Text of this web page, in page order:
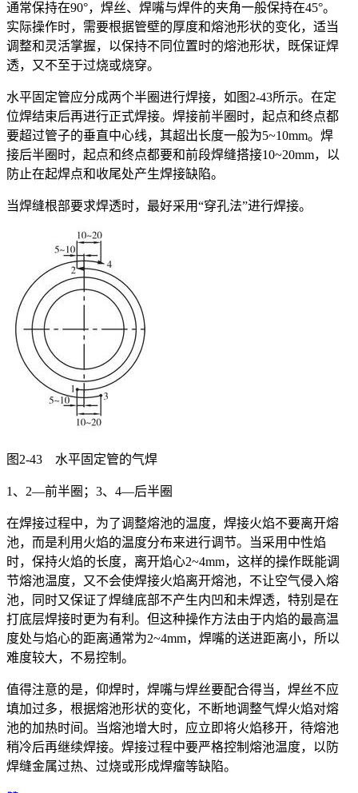
通常保持在90°，焊丝、焊嘴与焊件的夹角一般保持在45°。
实际操作时，需要根据管壁的厚度和熔池形状的变化，适当
调整和灵活掌握，以保持不同位置时的熔池形状，既保证焊
透，又不至于过烧或烧穿。
水平固定管应分成两个半圈进行焊接，如图2-43所示。在定
位焊结束后再进行正式焊接。焊接前半圈时，起点和终点都
要超过管子的垂直中心线，其超出长度一般为5~10mm。焊
接后半圈时，起点和终点都要和前段焊缝搭接10~20mm，以
防止在起焊点和收尾处产生焊接缺陷。
当焊缝根部要求焊透时，最好采用“穿孔法”进行焊接。
图2-43 水平固定管的气焊
1、2—前半圈；3、4—后半圈
在焊接过程中，为了调整熔池的温度，焊接火焰不要离开熔
池，而是利用火焰的温度分布来进行调节。当采用中性焰
时，保持火焰的长度，离开焰心2~4mm，这样的操作既能调
节熔池温度，又不会使焊接火焰离开熔池，不让空气侵入熔
池，同时又保证了焊缝底部不产生内凹和未焊透，特别是在
打底层焊接时更为有利。但这种操作方法由于内焰的最高温
度处与焰心的距离通常为2~4mm，焊嘴的送进距离小，所以
难度较大，不易控制。
值得注意的是，仰焊时，焊嘴与焊丝要配合得当，焊丝不应
填加过多，根据熔池形状的变化，不断地调整气焊火焰对熔
池的加热时间。当熔池增大时，应立即将火焰移开，待熔池
稍冷后再继续焊接。焊接过程中要严格控制熔池温度，以防
焊缝金属过热、过烧或形成焊瘤等缺陷。